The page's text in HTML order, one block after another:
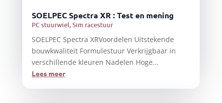
SOELPEC Spectra XR : Test en mening
PC stuurwiel,Sim racestuur
SOELPEC Spectra XRVoordelen Uitstekende
bouwkwaliteit Formulestuur Verkrijgbaar in
verschillende kleuren Nadelen Hoge...
Lees meer